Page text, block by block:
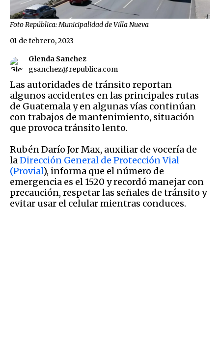
Foto República: Municipalidad de Villa Nueva
Glenda Sanchez
gsanchez@republica.com
01 de febrero, 2023
Las autoridades de tránsito reportan
algunos accidentes en las principales rutas
de Guatemala y en algunas vías continúan
con trabajos de mantenimiento, situación
que provoca tránsito lento.
Rubén Darío Jor Max, auxiliar de vocería de
laDirección General de Protección Vial
(Provial), informa que el número de
emergencia es el 1520 y recordó manejar con
precaución, respetar las señales de tránsito y
evitar usar el celular mientras conduces.